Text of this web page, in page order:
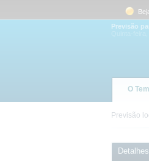
Beja
Previsão
O
Previsão